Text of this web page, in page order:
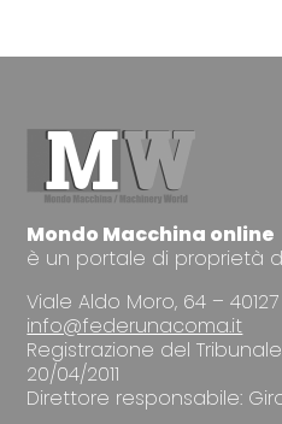
Mondo Macchina online
è un portale di proprietà
Viale Aldo Moro, 64 – 40127
info@federunacoma.it
Registrazione del
20/04/2011
Direttore responsabile: